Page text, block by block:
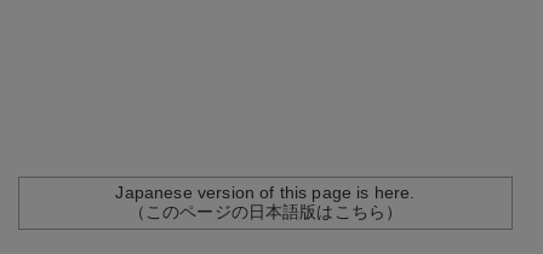
Japanese version of this page is here.
（このページの日本語版はこちら）